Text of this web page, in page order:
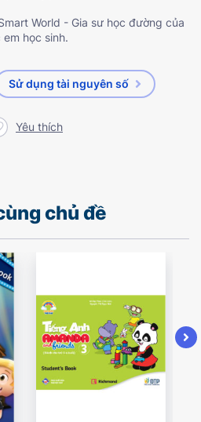
World - Gia sư học đường của
em học sinh.
Sử dụng tài nguyên số
Yêu thích
chủ đề